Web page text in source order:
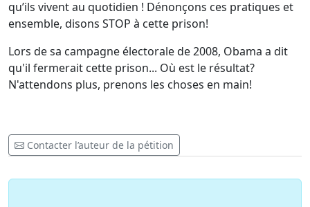
qu’ils vivent au quotidien ! Dénonçons ces pratiques et
ensemble, disons STOP à cette prison!
Lors de sa campagne électorale de 2008, Obama a dit
qu'il fermerait cette prison... Où est le résultat?
N'attendons plus, prenons les choses en main!
Contacter l’auteur de la pétition